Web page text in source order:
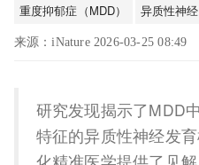
重度抑郁症（MDD） 异质性神
来源：iNature 2026-03-25 08:49
研究发现揭示了MDD
特征的异质性神经发